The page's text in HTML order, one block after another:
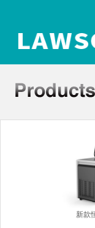
新款